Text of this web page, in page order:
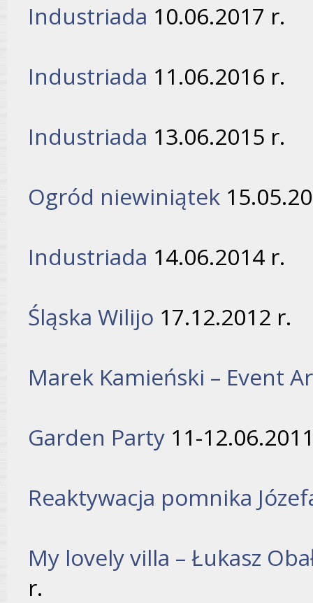
Industriada 10.06.2017 r.
Industriada 11.06.2016 r.
Industriada 13.06.2015 r.
Ogród niewiniątek
Industriada 14.06.2014 r.
Śląska Wilijo 17.12.2012 r.
Marek Kamieński – Event
Garden Party 11-
Reaktywacja pomnika
My lovely villa – Łukasz
r.